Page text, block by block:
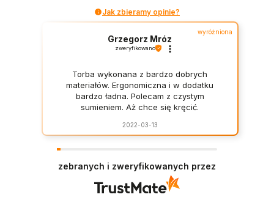
Jak zbieramy opinie?
wyróżniona
Grzegorz Mróz
zweryfikowano
Torba wykonana z bardzo dobrych
materiałów. Ergonomiczna i w dodatku
bardzo ładna. Polecam z czystym
sumieniem. Aż chce się kręcić.
2022-03-13
zebranych i zweryfikowanych przez